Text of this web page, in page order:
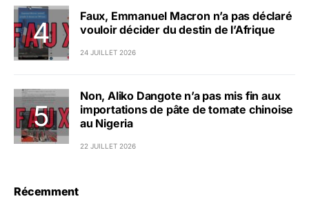
Faux, Emmanuel Macron n’a pas déclaré
vouloir décider du destin de l’Afrique
24 JUILLET 2026
Non, Aliko Dangote n’a pas mis fin aux
importations de pâte de tomate chinoise
au Nigeria
22 JUILLET 2026
Récemment